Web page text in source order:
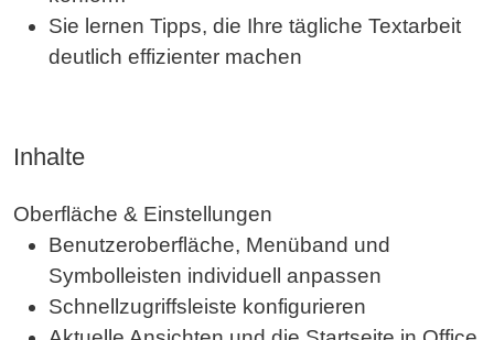
02.12.2026
Virtuelles Live Training % 779,45 €*
08.02.2027 München %484,33 €*
Buchen
22.02.2027 Köln %779,45 €*
Sie lernen Tipps, die Ihre tägliche Textarbeit
deutlich effizienter machen
Inhalte
Oberfläche & Einstellungen
Benutzeroberfläche, Menüband und
Symbolleisten individuell anpassen
Schnellzugriffsleiste konfigurieren